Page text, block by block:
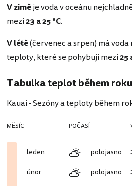
V ziměje voda v oceánu
mezi23 a 25 °C.
V létě(červenec a srpen) má voda
teploty, které se pohybují mezi25
Tabulka teplot během roku
Kauai - Sezóny a teploty během
MĚSÍC POČASÍ
leden polojasno
únor
polojasno